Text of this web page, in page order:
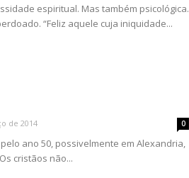
espiritual. Mas também psicológica.
“Feliz aquele cuja iniquidade...
de 2014 0
ano 50, possivelmente em Alexandria,
cristãos não...